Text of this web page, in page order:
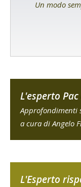
Un modo
L'esperto
Approfondimenti
a cura di Angelo
L'Esperto